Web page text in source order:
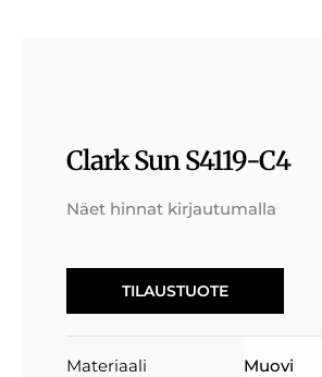
Clark Sun S4119-C4
Näet hinnat kirjautumalla
TILAUSTUOTE
Materiaali Muovi